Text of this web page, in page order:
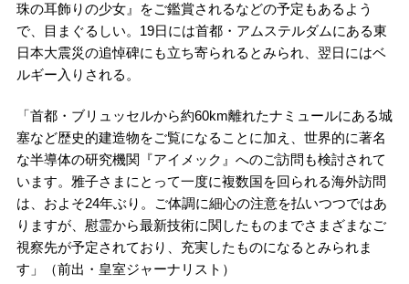
珠の耳飾りの少女』をご鑑賞されるなどの予定もあるよう
で、目まぐるしい。19日には首都・アムステルダムにある東
日本大震災の追悼碑にも立ち寄られるとみられ、翌日にはベ
ルギー入りされる。
「首都・ブリュッセルから約60km離れたナミュールにある城
塞など歴史的建造物をご覧になることに加え、世界的に著名
な半導体の研究機関『アイメック』へのご訪問も検討されて
います。雅子さまにとって一度に複数国を回られる海外訪問
は、およそ24年ぶり。ご体調に細心の注意を払いつつではあ
りますが、慰霊から最新技術に関したものまでさまざまなご
視察先が予定されており、充実したものになるとみられま
す」（前出・皇室ジャーナリスト）